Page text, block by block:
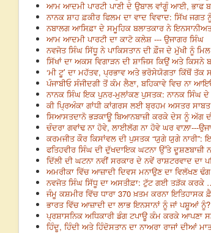
ਆਮ ਆਦਮੀ ਪਾਰਟੀ ਪਾਣੀ ਦੇ ਉਬਾਲ ਵਾਂਗੂੰ ਆਈ, ਭਾਫ
ਨਾਨਕ ਸ਼ਾਹ ਫ਼ਕੀਰ ਫਿਲਮ ਦਾ ਵਾਦ ਵਿਵਾਦ: ਸਿੱਖ ਜਗਤ
ਨਬਾਲਗ ਆਸਿਫ਼ਾ ਦੇ ਸਮੂਹਿਕ ਬਲਾਤਕਾਰ ਨੇ
ਆਮ ਆਦਮੀ ਪਾਰਟੀ ਦਾ ਕਾਟੋ ਕਲੇਸ਼ --- ਉਜਾਗਰ ਸਿੰਘ
ਨਵਜੋਤ ਸਿੰਘ ਸਿੱਧੂ ਨੇ ਪਾਕਿਸਤਾਨ ਦੀ ਫ਼ੌਜ ਦੇ ਮੁੱਖੀ ਨੂੰ
ਸਿੱਖਾਂ ਦਾ ਅਕਸ ਵਿਗਾੜਨ ਦੀ ਸ਼ਾਜਿਸ ਕਿਉਂ ਅਤੇ ਕਿਸਨੇ
‘ਮੀ ਟੂ’ ਦਾ ਮਹੱਤਵ, ਪ੍ਰਭਾਵ ਅਤੇ ਭਰੋਸੇਯੋਗਤਾ ਕਿੱਥੋਂ ਤੱਕ
ਪੰਜਾਬੀਓ ਸੰਜੀਦਗੀ ਤੋਂ ਕੰਮ ਲੈਣਾ, ਬਹਿਕਾਵੇ ਵਿਚ ਨਾ
ਨਾਨਕ ਸਿੰਘ ਇਕ ਪੁਨਰ-ਮੁਲਾਂਕਣ ਪੁਸਤਕ: ਨਾਨਕ ਸਿੰਘ ਦੇ
ਕੀ ਪ੍ਰਿਅੰਕਾ ਗਾਂਧੀ ਕਾਂਗਰਸ ਲਈ ਬ੍ਰਹਮ ਅਸਤਰ
ਸਿਆਸਤਦਾਨੋ ਭੜਕਾਊ ਬਿਆਨਬਾਜ਼ੀ ਕਰਕੇ ਦੇਸ ਨੂੰ ਅੱਗ
ਚੰਦਰਾ ਗਵਾਂਢ ਨਾ ਹੋਵੇ, ਲਾਈਲੱਗ ਨਾ ਹੋਵੇ ਘਰ ਵਾਲ਼ਾ---
ਕਰਮਜੀਤ ਕੌਰ ਕਿਸਾਂਵਲ ਦੀ ਪੁਸਤਕ “ਯੁਗੇ ਯੁਗੇ ਨਾਰੀ”:
ਫਤਿਹਵੀਰ ਸਿੰਘ ਦੀ ਦੁੱਖਦਾਇਕ ਘਟਨਾ ਉੱਤੇ ਦੂਸ਼ਣਬਾਜ਼ੀ
ਦਿੱਲੀ ਦੀ ਘਟਨਾ ਨਵੀਂ ਸਰਕਾਰ ਦੇ ਨਵੇਂ ਰਾਸ਼ਟਰਵਾਦ ਦਾ
ਅਮਰੀਕਾ ਵਿੱਚ ਆਜ਼ਾਦੀ ਦਿਵਸ ਮਨਾਉਣ ਦਾ ਵਿਲੱਖਣ
ਨਵਜੋਤ ਸਿੰਘ ਸਿੱਧੂ ਦਾ ਅਸਤੀਫ਼ਾ: ਟੁੱਟ ਗਈ ਤੜੱਕ ਕਰਕੇ
ਜੰਮੂ ਕਸ਼ਮੀਰ ਵਿੱਚ ਧਾਰਾ 370 ਖ਼ਤਮ ਕਰਨਾ
ਭਾਰਤ ਵਿੱਚ ਆਜ਼ਾਦੀ ਦਾ ਲਾਭ ਇਨਸਾਨਾਂ ਨੂੰ ਜਾਂ ਪਸ਼ੂਆਂ
ਪ੍ਰਸ਼ਾਸਨਿਕ ਅਧਿਕਾਰੀ ਡੰਗ ਟਪਾਊ ਕੰਮ ਕਰਕੇ ਆਪਣਾ
ਹਿੰਦੂ, ਹਿੰਦੀ ਅਤੇ ਹਿੰਦੋਸਤਾਨ ਦਾ ਨਾਅਰਾ ਰਾਜਾਂ ਦੀਆਂ